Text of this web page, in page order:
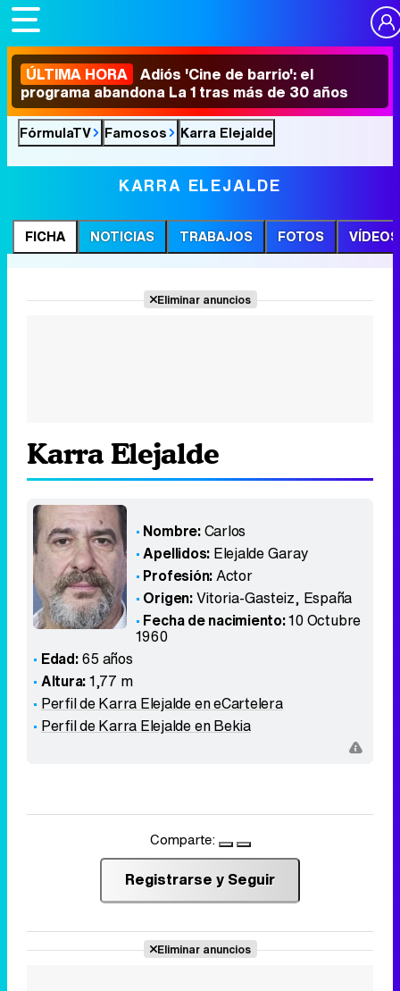
ÚLTIMA HORA Adiós 'Cine de barrio': el
programa abandona La 1 tras más de 30 años
FórmulaTV Famosos Karra Elejalde
KARRA ELEJALDE
FICHA NOTICIAS TRABAJOS FOTOS VÍDEOS
Eliminar anuncios
Karra Elejalde
Nombre:Carlos
Apellidos: Elejalde Garay
Profesión:Actor
Origen:Vitoria-Gasteiz, España
Fecha de nacimiento:10 Octubre
1960
Edad:65 años
Altura:1,77 m
Perfil de Karra Elejalde en eCartelera
Perfil de Karra Elejalde en Bekia
Comparte:
Registrarse y Seguir
Eliminar anuncios